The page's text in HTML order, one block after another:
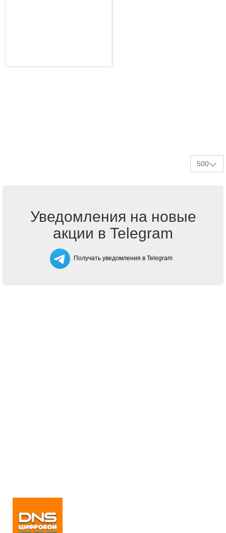
500
Уведомления на новые
акции в Telegram
Получать уведомления в Telegram